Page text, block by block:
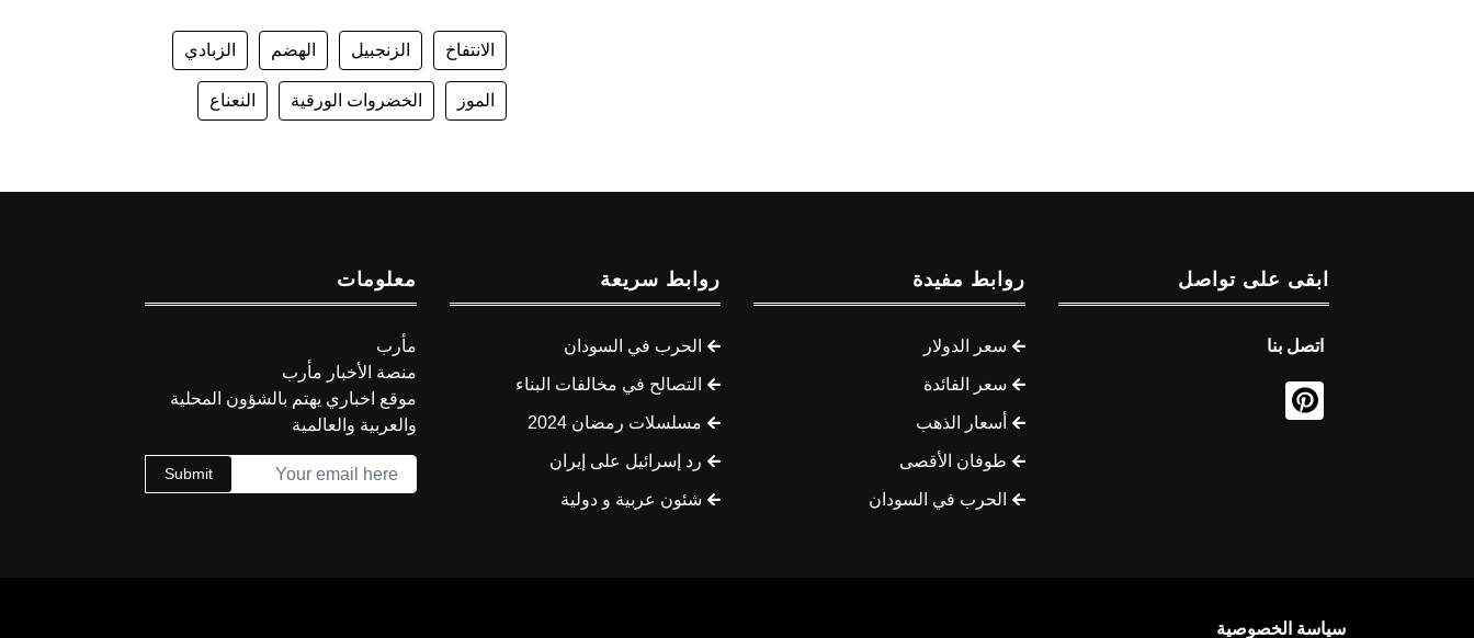
الانتفاخ الزنجبيل الهضم الزبادي
الموز الخضروات الورقية النعناع
ابقى على تواصل
اتصل بنا
روابط مفيدة
سعر الدولار
سعر الفائدة
أسعار الذهب
طوفان الأقصى
الحرب في السودان
روابط سريعة
الحرب في السودان
التصالح في مخالفات البناء
مسلسلات رمضان 2024
رد إسرائيل على إيران
شئون عربية و دولية
معلومات
مأرب
منصة الأخبار مأرب
موقع اخباري يهتم بالشؤون المحلية
والعربية والعالمية
Submit
سياسة الخصوصية